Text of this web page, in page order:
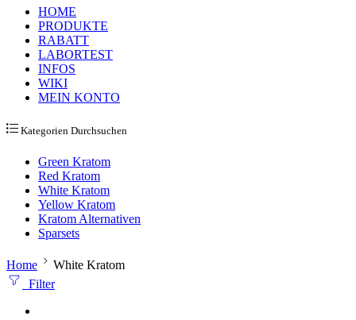
HOME
PRODUKTE
RABATT
LABORTEST
INFOS
WIKI
MEIN KONTO
Kategorien Durchsuchen
Green Kratom
Red Kratom
White Kratom
Yellow Kratom
Kratom Alternativen
Sparsets
Home
White Kratom
Filter